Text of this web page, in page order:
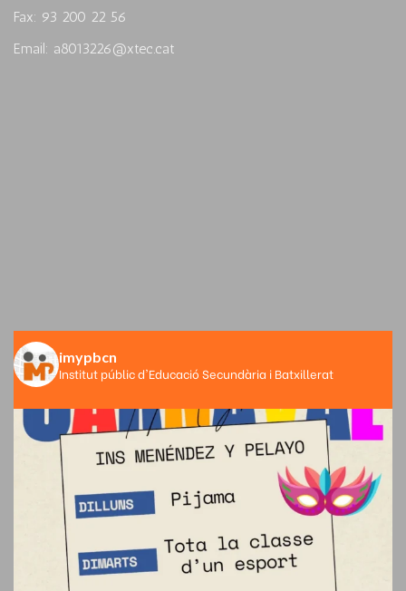
Fax: 93 200 22 56
Email: a8013226@xtec.cat
imypbcn
Institut públic d'Educació Secundària i Batxillerat